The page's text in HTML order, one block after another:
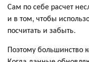
Сам по себе расчет
и в том, чтобы
посчитать и забыть.
Поэтому большинство